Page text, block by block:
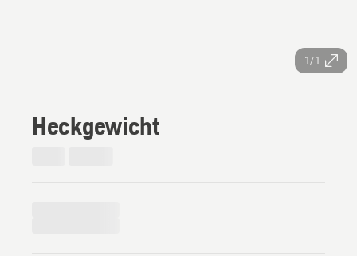
1/1
Heckgewicht